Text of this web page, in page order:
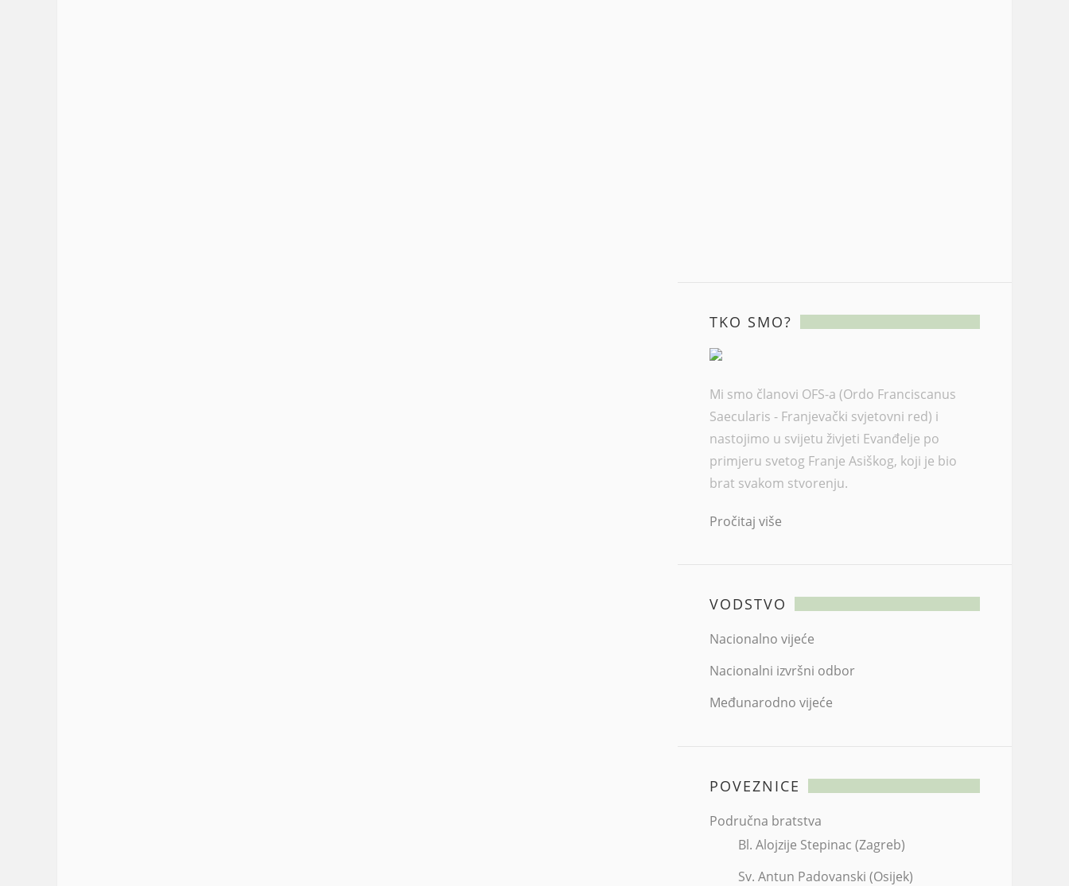
TKO SMO?
Mi smo članovi OFS-a (Ordo Franciscanus
Saecularis - Franjevački svjetovni red) i
nastojimo u svijetu živjeti Evanđelje po
primjeru svetog Franje Asiškog, koji je bio
brat svakom stvorenju.
Pročitaj više
VODSTVO
Nacionalno vijeće
Nacionalni izvršni odbor
Međunarodno vijeće
POVEZNICE
Područna bratstva
Bl. Alojzije Stepinac (Zagreb)
Sv. Antun Padovanski (Osijek)